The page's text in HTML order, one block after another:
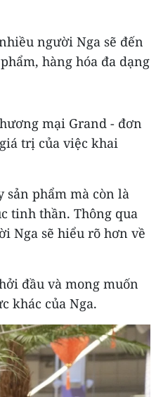
người Nga sẽ đến
hàng hóa đa dạng
mại Grand - đơn
trị của việc khai
sản phẩm mà còn là
tinh thần. Thông qua
Nga sẽ hiểu rõ hơn về
đầu và mong muốn
khác của Nga.